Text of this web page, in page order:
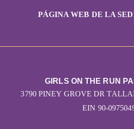
PÁGINA WEB DE LA
GIRLS ON THE RUN
3790 PINEY GROVE DR
EIN 90-